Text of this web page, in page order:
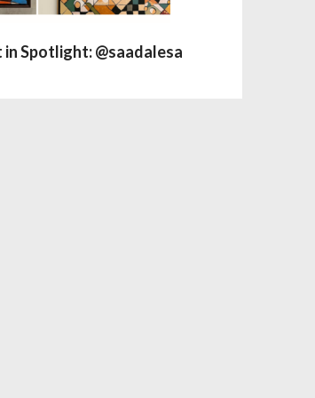
Spotlight: @saadalesa